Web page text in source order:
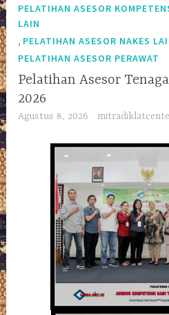
PELATIHAN ASESOR
LAIN
, PELATIHAN ASESOR NAKES
PELATIHAN ASESOR PERAWAT
Pelatihan Asesor
2026
Agustus 8, 2026